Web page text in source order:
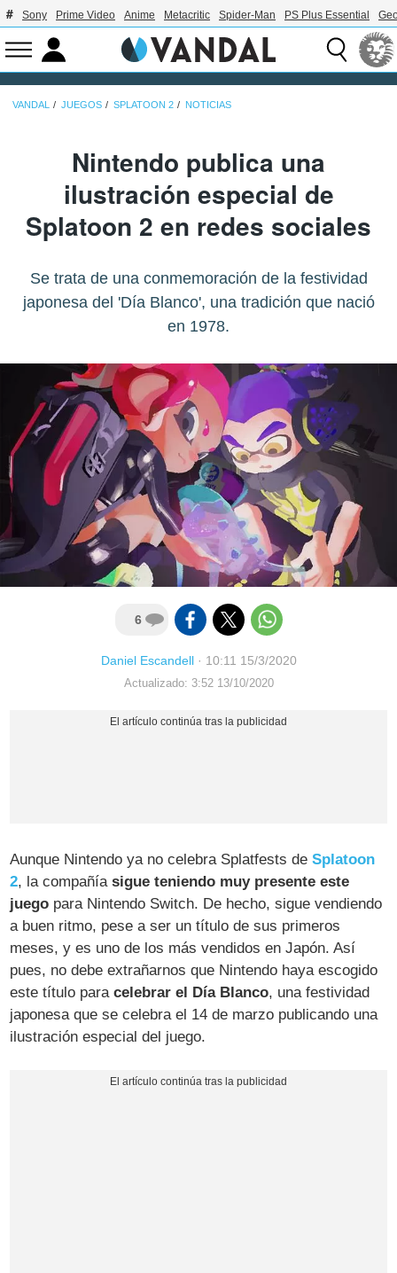
Sony Prime Video Anime Metacritic Spider-Man PS Plus Essential
VANDAL JUEGOS SPLATOON 2 NOTICIAS
Nintendo publica una
ilustración especial de
Splatoon 2 en redes sociales
Se trata de una conmemoración de la festividad
japonesa del 'Día Blanco', una tradición que nació
en 1978.
6
Daniel Escandell· 10:11 15/3/2020
Actualizado: 3:52 13/10/2020
Aunque Nintendo ya no celebra Splatfests deSplatoon
2, la compañíasigue teniendo muy presente este
juego para Nintendo Switch. De hecho, sigue vendiendo
a buen ritmo, pese a ser un título de sus primeros
meses, y es uno de los más vendidos en Japón. Así
pues, no debe extrañarnos que Nintendo haya escogido
este título paracelebrar el Día Blanco, una festividad
japonesa que se celebra el 14 de marzo publicando una
ilustración especial del juego.